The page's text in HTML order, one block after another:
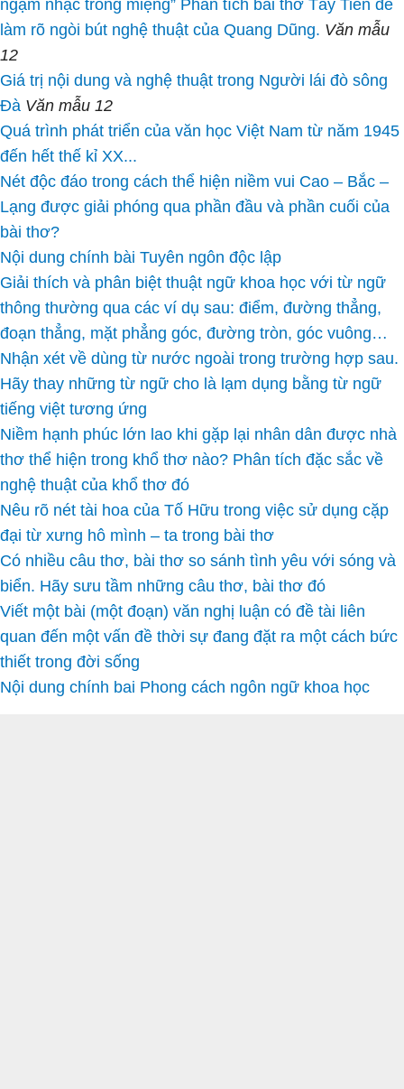
ngậm nhạc trong miệng” Phân tích bài thơ Tây Tiến để
làm rõ ngòi bút nghệ thuật của Quang Dũng. Văn mẫu
12
Giá trị nội dung và nghệ thuật trong Người lái đò sông
Đà Văn mẫu 12
Quá trình phát triển của văn học Việt Nam từ năm 1945
đến hết thế kỉ XX...
Nét độc đáo trong cách thể hiện niềm vui Cao – Bắc –
Lạng được giải phóng qua phần đầu và phần cuối của
bài thơ?
Nội dung chính bài Tuyên ngôn độc lập
Giải thích và phân biệt thuật ngữ khoa học với từ ngữ
thông thường qua các ví dụ sau: điểm, đường thẳng,
đoạn thẳng, mặt phẳng góc, đường tròn, góc vuông…
Nhận xét về dùng từ nước ngoài trong trường hợp sau.
Hãy thay những từ ngữ cho là lạm dụng bằng từ ngữ
tiếng việt tương ứng
Niềm hạnh phúc lớn lao khi gặp lại nhân dân được nhà
thơ thể hiện trong khổ thơ nào? Phân tích đặc sắc về
nghệ thuật của khổ thơ đó
Nêu rõ nét tài hoa của Tố Hữu trong việc sử dụng cặp
đại từ xưng hô mình – ta trong bài thơ
Có nhiều câu thơ, bài thơ so sánh tình yêu với sóng và
biển. Hãy sưu tầm những câu thơ, bài thơ đó
Viết một bài (một đoạn) văn nghị luận có đề tài liên
quan đến một vấn đề thời sự đang đặt ra một cách bức
thiết trong đời sống
Nội dung chính bai Phong cách ngôn ngữ khoa học